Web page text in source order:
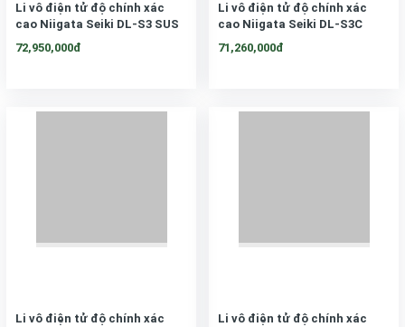
Li vô điện tử độ chính xác
cao Niigata Seiki DL-S3 SUS
72,950,000đ
Li vô điện tử độ chính xác
cao Niigata Seiki DL-S3C
71,260,000đ
Li vô điện tử độ chính xác
Li vô điện tử độ chính xác